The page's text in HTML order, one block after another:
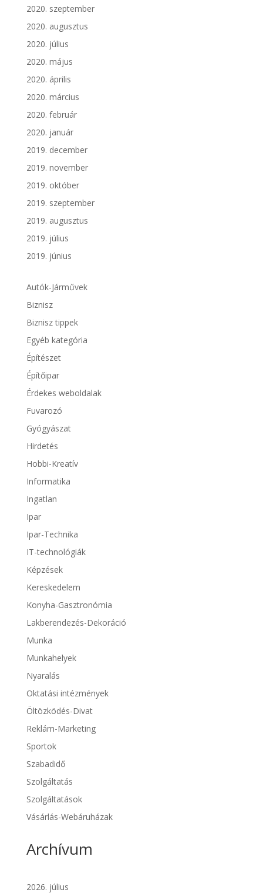
2020. szeptember
2020. augusztus
2020. július
2020. május
2020. április
2020. március
2020. február
2020. január
2019. december
2019. november
2019. október
2019. szeptember
2019. augusztus
2019. július
2019. június
Autók-Járművek
Biznisz
Biznisz tippek
Egyéb kategória
Építészet
Építőipar
Érdekes weboldalak
Fuvarozó
Gyógyászat
Hirdetés
Hobbi-Kreatív
Informatika
Ingatlan
Ipar
Ipar-Technika
IT-technológiák
Képzések
Kereskedelem
Konyha-Gasztronómia
Lakberendezés-Dekoráció
Munka
Munkahelyek
Nyaralás
Oktatási intézmények
Öltözködés-Divat
Reklám-Marketing
Sportok
Szabadidő
Szolgáltatás
Szolgáltatások
Vásárlás-Webáruházak
Archívum
2026. július